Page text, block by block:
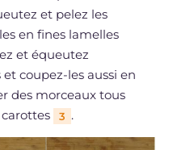
et pelez les
en fines lamelles
et équeutez
coupez-les aussi en
des morceaux tous
3 .